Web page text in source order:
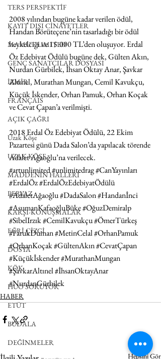
TERS PERSPEKTİF
KAYIT DIŞI CİNAYETLER
MAMUT LIMITED
GENÇ SANATÇILAR DOSYASI
İZMİR
FRANÇAIS
AÇIK ÇAĞRI
Uzak Köşe
UZAK KÖŞE
MADDENİN HALLERİ
PERVAZ
KARŞI-KONUŞMALAR
EĞRİ ÇİZGİ
DOSYA
KÖK
HUO SORUYOR
ETÜT
BUDALA
DEĞİNMELER
2008 yılından bugüne kadar verilen ödül,
Handan Börüteçene’nin tasarladığı bir ödül
heykelciği ve 15.000 TL’den oluşuyor. Erdal
Öz Edebiyat Ödülü bugüne dek, Gülten Akın,
Nurdan Gürbilek, İhsan Oktay Anar, Şavkar
Altınel, Murathan Mungan, Cemil Kavukçu,
Küçük İskender, Orhan Pamuk, Orhan Koçak
ve Cevat Çapan’a verilmişti.
2018 Erdal Öz Edebiyat Ödülü, 22 Ekim
Pazartesi günü Dada Salon’da yapılacak törende
Adalet Ağaoğlu’na verilecek.
#artunlimited#unlimitedrag#CanYayınları
#ErdalÖz#ErdalÖzEdebiyatÖdülü
#AdaletAğaoğlu#DadaSalon#Handanİnci
#AsumanKafaoğluBüke#OğuzDemiralp
#SibelIrzık#CemilKavukçu#ÖmerTürkeş
#FarukDuman#MetinCelal#OrhanPamuk
#OrhanKoçak#GültenAkın#CevatÇapan
#Küçükİskender#MurathanMungan
#ŞavkarAltınel#İhsanOktayAnar
#NurdanGürbilek
HABER
Hepsini Gör